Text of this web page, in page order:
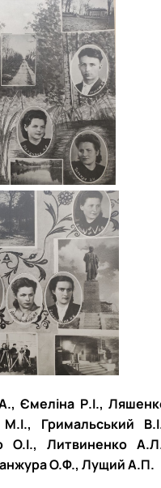
Ємеліна Р.І.,
Гримальський
О.І., Литвиненко
О.Ф., Лущий А.П.